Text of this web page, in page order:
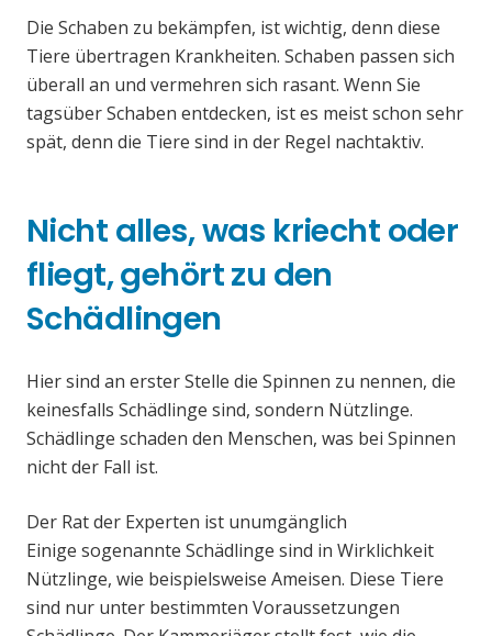
Die Schaben zu bekämpfen, ist wichtig, denn diese
Tiere übertragen Krankheiten. Schaben passen sich
überall an und vermehren sich rasant. Wenn Sie
tagsüber Schaben entdecken, ist es meist schon sehr
spät, denn die Tiere sind in der Regel nachtaktiv.
Nicht alles, was kriecht oder
fliegt, gehört zu den
Schädlingen
Hier sind an erster Stelle die Spinnen zu nennen, die
keinesfalls Schädlinge sind, sondern Nützlinge.
Schädlinge schaden den Menschen, was bei Spinnen
nicht der Fall ist.
Der Rat der Experten ist unumgänglich
Einige sogenannte Schädlinge sind in Wirklichkeit
Nützlinge, wie beispielsweise Ameisen. Diese Tiere
sind nur unter bestimmten Voraussetzungen